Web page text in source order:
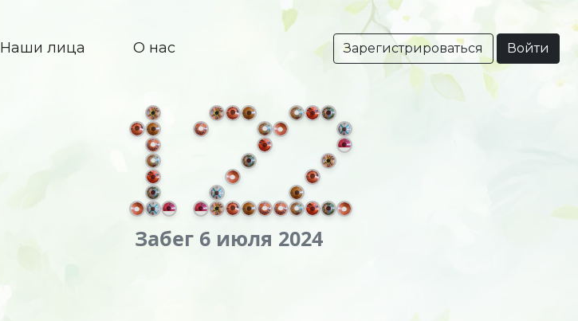
Наши лица О нас Зарегистрироваться Войти
Забег 6 июля 2024